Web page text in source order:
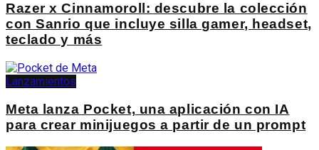
Razer x Cinnamoroll: descubre la colección
con Sanrio que incluye silla gamer, headset,
teclado y más
Lanzamientos
Meta lanza Pocket, una aplicación con IA
para crear minijuegos a partir de un prompt